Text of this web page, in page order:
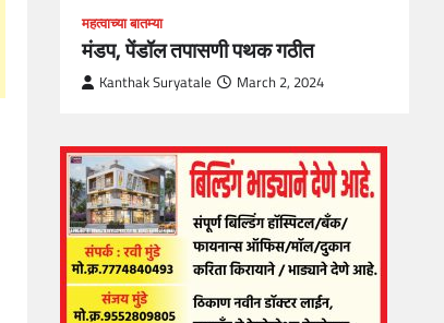
महत्वाच्या बातम्या
मंडप, पेंडॉल तपासणी पथक गठीत
Kanthak Suryatale March 2, 2024